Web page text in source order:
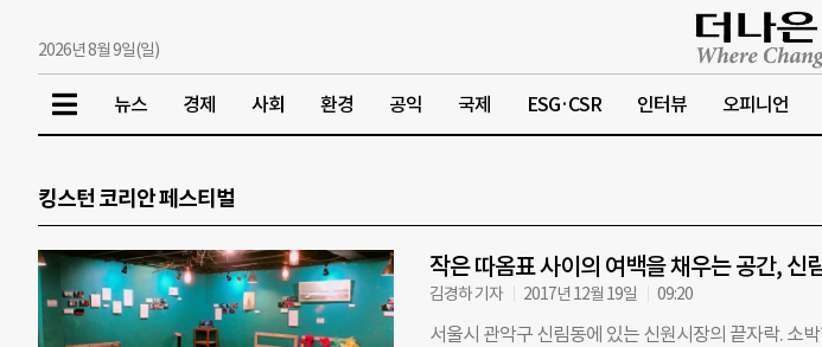
2026년 8월 9일(일)
뉴스 경제 사회 환경 공익 국제 ESG·CSR 인터뷰 오피니언
킹스턴 코리안 페스티벌
작은 따옴표 사이의 여백을 채우는 공간, 신
김경하 기자 2017년 12월 19일 09:20
서울시 관악구 신림동에 있는 신원시장의 끝자락. 소